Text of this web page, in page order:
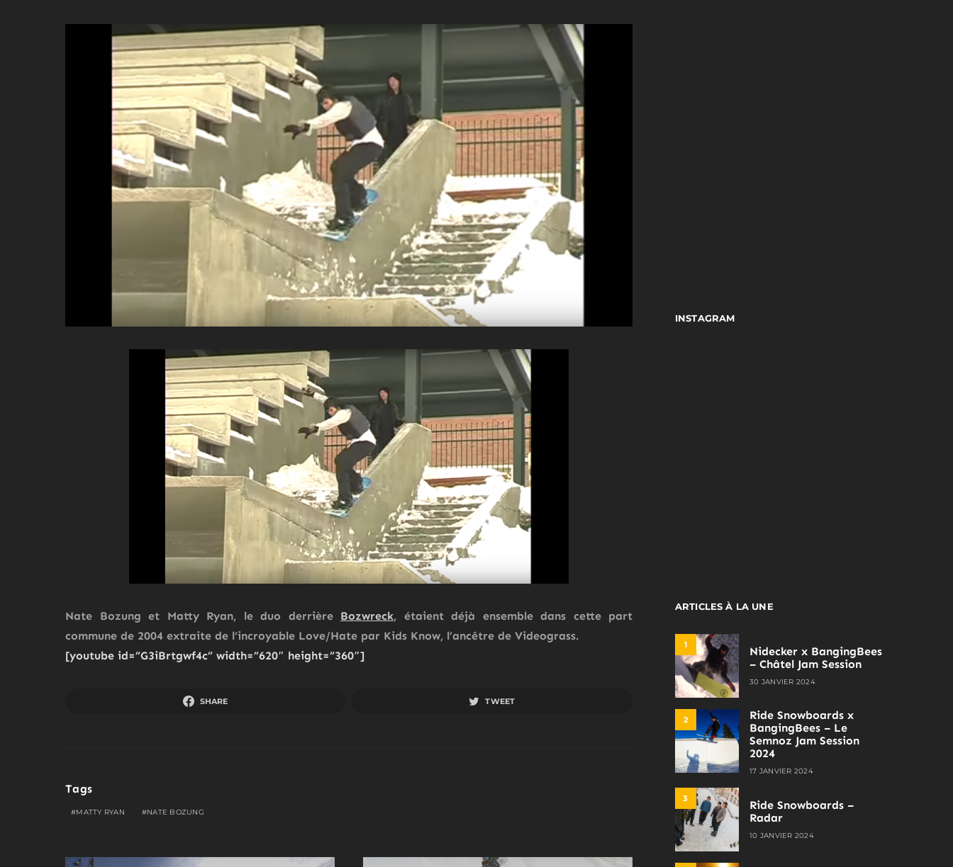
Nate Bozung et Matty Ryan, le duo derrière Bozwreck, étaient déjà ensemble dans cette part
commune de 2004 extraite de l’incroyable Love/Hate par Kids Know, l’ancêtre de Videograss.
[youtube id=”G3iBrtgwf4c” width=”620″ height=”360″]
SHARE TWEET
Tags
MATTY RYAN NATE BOZUNG
INSTAGRAM
ARTICLES À LA UNE
1
Nidecker x BangingBees
– Châtel Jam Session
30 JANVIER 2024
2
Ride Snowboards x
BangingBees – Le
Semnoz Jam Session
2024
17 JANVIER 2024
3
Ride Snowboards –
Radar
10 JANVIER 2024